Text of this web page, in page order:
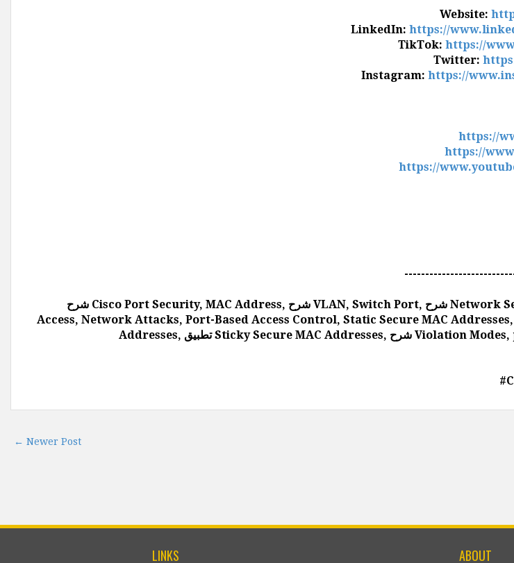
Website:
LinkedIn: https://
TikTok: https://
Twitter:
Instagram: https://
https://
https://
https://
شرح Cisco Port Security, MAC Address, شرح VLAN, Switch Port, شرح Network Security, شرح Unauthorized
Access, Network Attacks, Port-Based Access Control, Static Secure MAC Addresses, شرح Dynamic Secure MAC
← Newer Post
LINKS ABOUT